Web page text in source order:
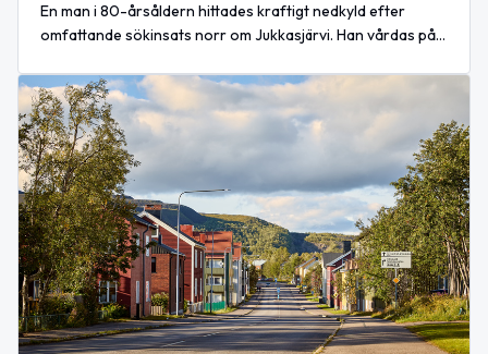
En man i 80-årsåldern hittades kraftigt nedkyld efter
omfattande sökinsats norr om Jukkasjärvi. Han vårdas på